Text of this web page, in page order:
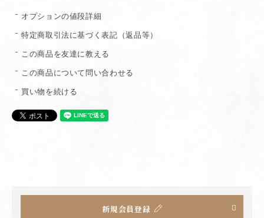
オプションの値段詳細
特定商取引法に基づく表記（返品等）
この商品を友達に教える
この商品について問い合わせる
買い物を続ける
新規会員登録